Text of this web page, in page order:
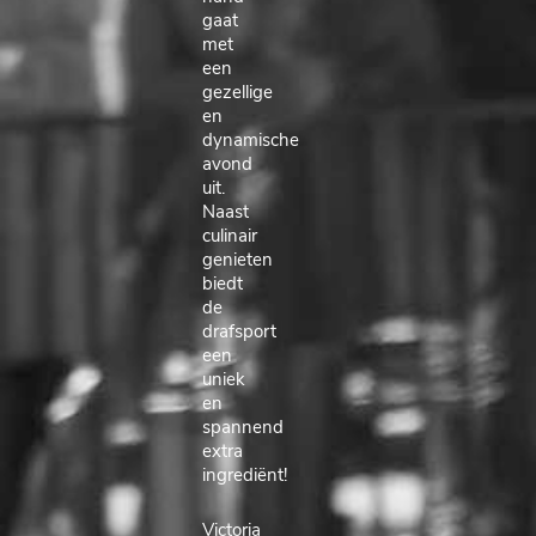
gaat
met
een
gezellige
en
dynamische
avond
uit.
Naast
culinair
genieten
biedt
de
drafsport
een
uniek
en
spannend
extra
ingrediënt!
Victoria